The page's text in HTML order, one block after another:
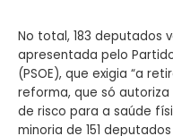
No total, 183 deputados
apresentada pelo
(PSOE), que exigia “a
reforma, que só
de risco para a saúde
minoria de 151